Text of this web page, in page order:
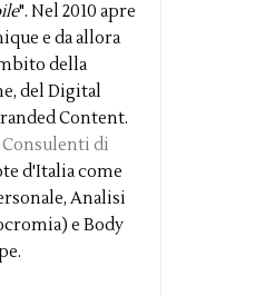
". Nel 2010 apre
e da allora
della
del Digital
Content.
Consulenti di
d'Italia come
Analisi
e Body